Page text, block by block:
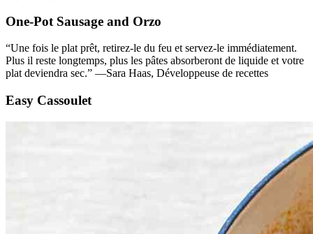
One-Pot Sausage and Orzo
“Une fois le plat prêt, retirez-le du feu et servez-le immédiatement.
Plus il reste longtemps, plus les pâtes absorberont de liquide et votre
plat deviendra sec.” —Sara Haas, Développeuse de recettes
Easy Cassoulet